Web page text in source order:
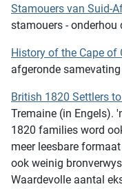
Stamouers van Suid-
stamouers - onderhou
History of the Cape of
afgeronde
British 1820 Settlers
Tremaine (in Engels).
1820 families word
meer leesbare
ook weinig
Waardevolle aantal